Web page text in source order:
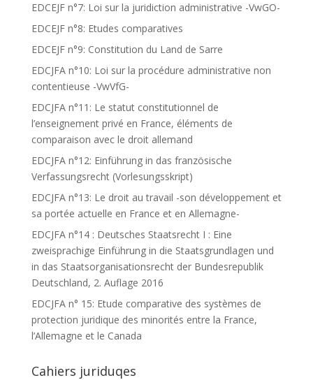
EDCEJF n°7: Loi sur la juridiction administrative -VwGO-
EDCEJF n°8: Etudes comparatives
EDCEJF n°9: Constitution du Land de Sarre
EDCJFA n°10: Loi sur la procédure administrative non
contentieuse -VwVfG-
EDCJFA n°11: Le statut constitutionnel de
l’enseignement privé en France, éléments de
comparaison avec le droit allemand
EDCJFA n°12: Einführung in das französische
Verfassungsrecht (Vorlesungsskript)
EDCJFA n°13: Le droit au travail -son développement et
sa portée actuelle en France et en Allemagne-
EDCJFA n°14 : Deutsches Staatsrecht I : Eine
zweisprachige Einführung in die Staatsgrundlagen und
in das Staatsorganisationsrecht der Bundesrepublik
Deutschland, 2. Auflage 2016
EDCJFA n° 15: Etude comparative des systèmes de
protection juridique des minorités entre la France,
l’Allemagne et le Canada
Cahiers juriduqes